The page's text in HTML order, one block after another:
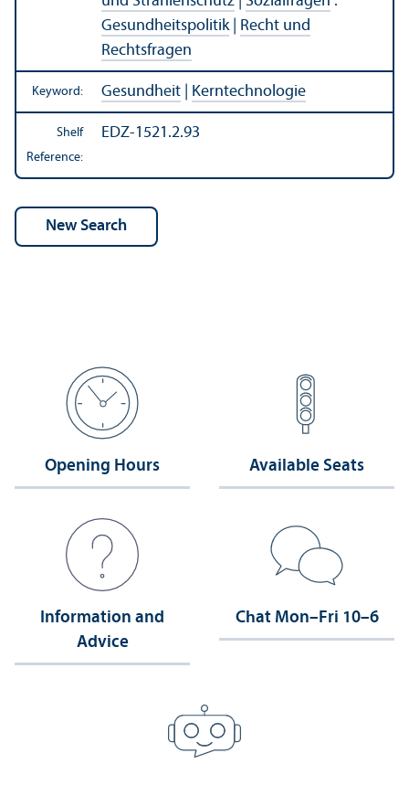
Gesundheitspolitik| Recht und
Rechtsfragen
Keyword: Gesundheit Kerntechnologie
Shelf
Reference:
EDZ-1521.2.93
Opening Hours Available Seats
Information and
Advice
Chat Mon–Fri 10–6